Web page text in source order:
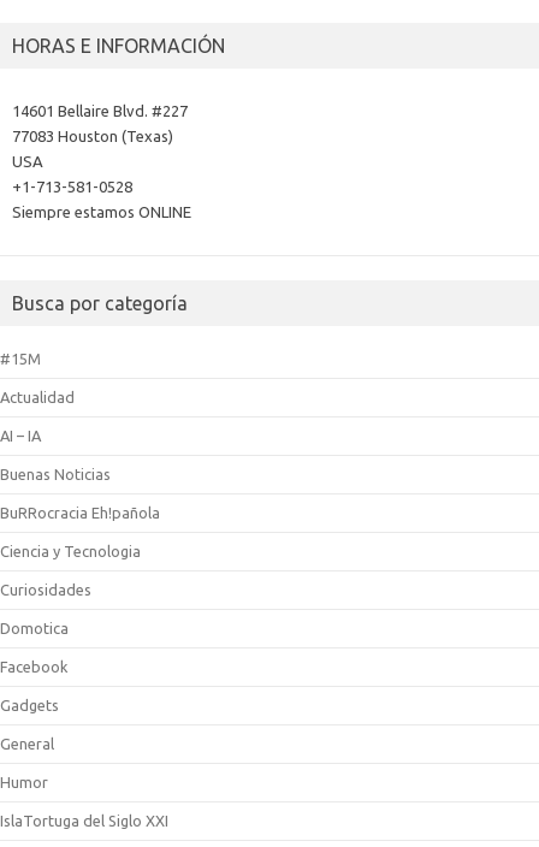
HORAS E INFORMACIÓN
14601 Bellaire Blvd. #227
77083 Houston (Texas)
USA
+1-713-581-0528
Siempre estamos ONLINE
Busca por categoría
#15M
Actualidad
AI – IA
Buenas Noticias
BuRRocracia Eh!pañola
Ciencia y Tecnologia
Curiosidades
Domotica
Facebook
Gadgets
General
Humor
IslaTortuga del Siglo XXI